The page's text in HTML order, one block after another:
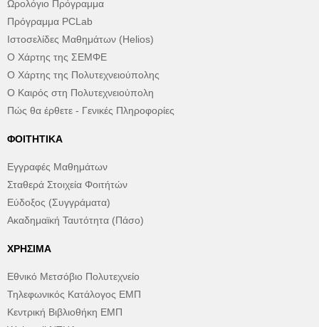
Ωρολόγιο Πρόγραμμα
Πρόγραμμα PCLab
Ιστοσελίδες Μαθημάτων (Helios)
Ο Χάρτης της ΣΕΜΦΕ
Ο Χάρτης της Πολυτεχνειούπολης
Ο Καιρός στη Πολυτεχνειούπολη
Πώς θα έρθετε - Γενικές Πληροφορίες
ΦΟΙΤΗΤΙΚΆ
Εγγραφές Μαθημάτων
Σταθερά Στοιχεία Φοιτήτών
Εύδοξος (Συγγράματα)
Ακαδημαϊκή Ταυτότητα (Πάσο)
ΧΡΉΣΙΜΑ
Εθνικό Μετσόβιο Πολυτεχνείο
Τηλεφωνικός Κατάλογος ΕΜΠ
Κεντρική Βιβλιοθήκη ΕΜΠ